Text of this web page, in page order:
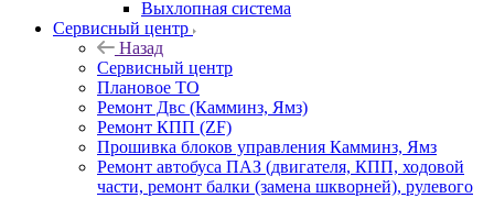
Выхлопная система
Сервисный центр
Назад
Сервисный центр
Плановое ТО
Ремонт Двс (Камминз, Ямз)
Ремонт КПП (ZF)
Прошивка блоков управления Камминз, Ямз
Ремонт автобуса ПАЗ (двигателя, КПП, ходовой
части, ремонт балки (замена шкворней), рулевого